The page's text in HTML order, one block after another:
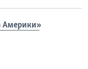
Америки»